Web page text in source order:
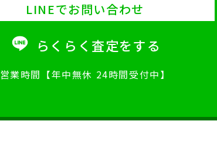
LINEでお問い合わせ
らくらく査定をする
営業時間【年中無休 24時間受付中】